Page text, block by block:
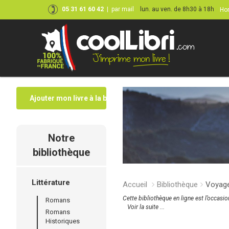
05 31 61 60 42 par mail lun. au ven. de 8h30 à 18h
Ajouter mon livre à la bibliothèque
Notre
bibliothèque
Littérature
Romans
Romans
Historiques
Accueil Bibliothèque
Cette bibliothèque en ligne est
Voir la suite ...